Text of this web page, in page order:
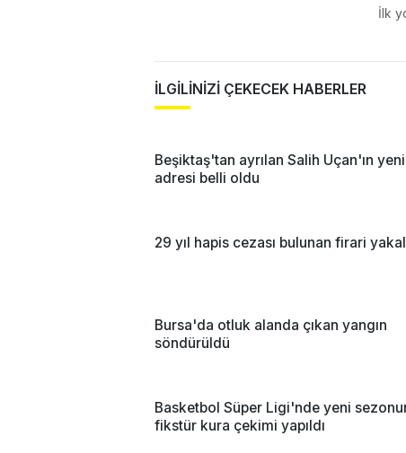
İlk
İLGİLİNİZİ ÇEKECEK HABERLER
Beşiktaş'tan ayrılan Salih Uçan'ın yeni
adresi belli oldu
29 yıl hapis cezası bulunan firari
Bursa'da otluk alanda çıkan yangın
söndürüldü
Basketbol Süper Ligi'nde yeni
fikstür kura çekimi yapıldı